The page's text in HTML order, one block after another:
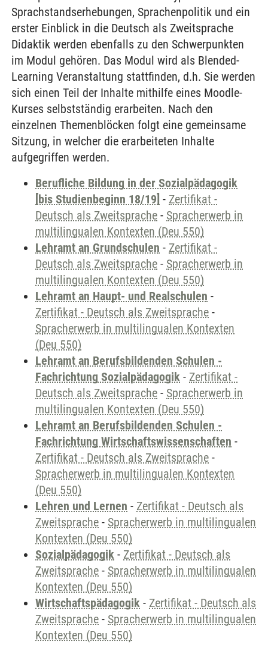
Sprachstandserhebungen, Sprachenpolitik und ein
erster Einblick in die Deutsch als Zweitsprache
Didaktik werden ebenfalls zu den Schwerpunkten
im Modul gehören. Das Modul wird als Blended-
Learning Veranstaltung stattfinden, d.h. Sie werden
sich einen Teil der Inhalte mithilfe eines Moodle-
Kurses selbstständig erarbeiten. Nach den
einzelnen Themenblöcken folgt eine gemeinsame
Sitzung, in welcher die erarbeiteten Inhalte
aufgegriffen werden.
Berufliche Bildung in der Sozialpädagogik
[bis Studienbeginn 18/19] - Zertifikat -
Deutsch als Zweitsprache - Spracherwerb in
multilingualen Kontexten (Deu 550)
Lehramt an Grundschulen - Zertifikat -
Deutsch als Zweitsprache - Spracherwerb in
multilingualen Kontexten (Deu 550)
Lehramt an Haupt- und Realschulen -
Zertifikat - Deutsch als Zweitsprache -
Spracherwerb in multilingualen Kontexten
(Deu 550)
Lehramt an Berufsbildenden Schulen -
Fachrichtung Sozialpädagogik - Zertifikat -
Deutsch als Zweitsprache - Spracherwerb in
multilingualen Kontexten (Deu 550)
Lehramt an Berufsbildenden Schulen -
Fachrichtung Wirtschaftswissenschaften -
Zertifikat - Deutsch als Zweitsprache -
Spracherwerb in multilingualen Kontexten
(Deu 550)
Lehren und Lernen - Zertifikat - Deutsch als
Zweitsprache - Spracherwerb in multilingualen
Kontexten (Deu 550)
Sozialpädagogik - Zertifikat - Deutsch als
Zweitsprache - Spracherwerb in multilingualen
Kontexten (Deu 550)
Wirtschaftspädagogik - Zertifikat - Deutsch als
Zweitsprache - Spracherwerb in multilingualen
Kontexten (Deu 550)